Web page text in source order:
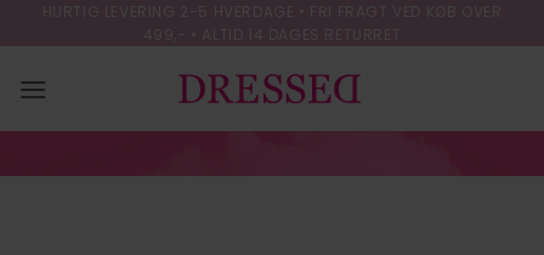
to
content
HURTIG LEVERING 2-5 HVERDAGE • FRI FRAGT VED KØB OVER
499,- • ALTID 14 DAGES RETURRET